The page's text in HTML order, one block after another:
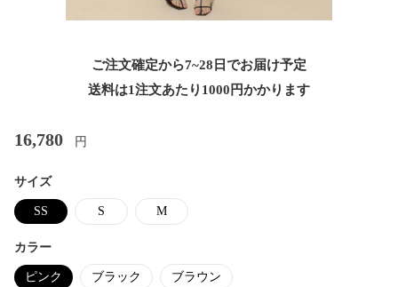
ご注文確定から7~28日でお届け予定
送料は1注文あたり 1000 円かかります
16,780 円
サイズ
SS S M
カラー
ピンク ブラック ブラウン